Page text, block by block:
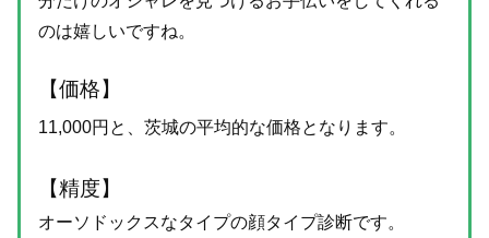
のは嬉しいですね。
【価格】
11,000円と、茨城の平均的な価格となります。
【精度】
オーソドックスなタイプの顔タイプ診断です。